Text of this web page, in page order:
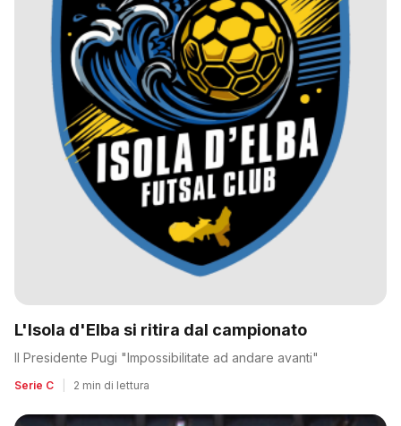
L'Isola d'Elba si ritira dal campionato
Il Presidente Pugi "Impossibilitate ad andare avanti"
Serie C 2 min di lettura